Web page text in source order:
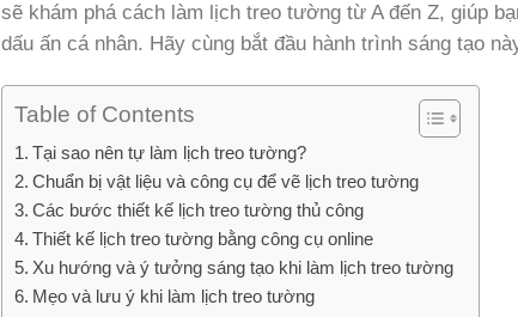
sẽ khám phá cách làm lịch treo tường từ A đến Z, giúp
dấu ấn cá nhân. Hãy cùng bắt đầu hành trình sáng tạo
Table of Contents
Tại sao nên tự làm lịch treo tường?
Chuẩn bị vật liệu và công cụ để vẽ lịch treo tường
Các bước thiết kế lịch treo tường thủ công
Thiết kế lịch treo tường bằng công cụ online
Xu hướng và ý tưởng sáng tạo khi làm lịch treo tường
Mẹo và lưu ý khi làm lịch treo tường